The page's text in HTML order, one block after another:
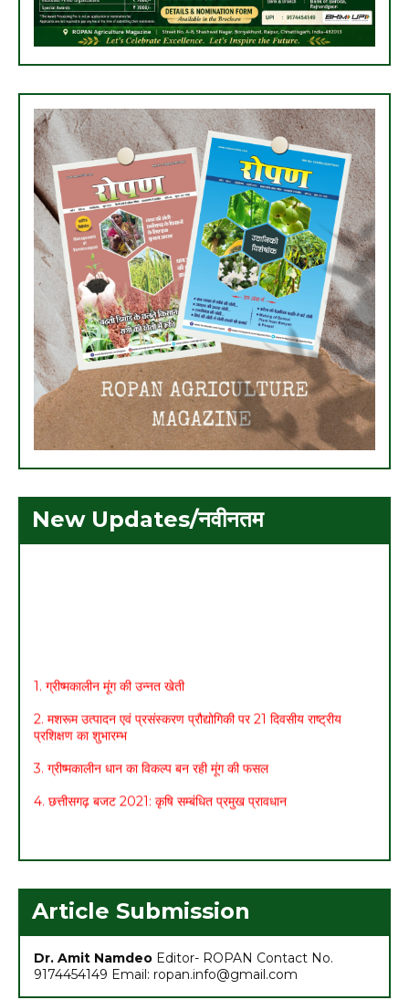
New Updates/नवीनतम
2. मशरूम उत्पादन एवं प्रसंस्करण प्रौद्योगिकी पर 21 दिवसीय राष्ट्रीय
3. ग्रीष्मकालीन धान का विकल्प बन रही मूंग की फसल
4. छत्तीसगढ़ बजट 2021: कृषि सम्बंधित प्रमुख प्रावधान
5. मासिक कृषि एवं पशुपालन कार्ययोजना (मार्च)
Article Submission
Dr. Amit Namdeo Editor- ROPAN Contact No.
9174454149 Email: ropan.info@gmail.com